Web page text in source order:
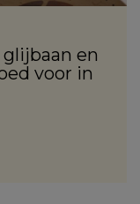
en
voor in